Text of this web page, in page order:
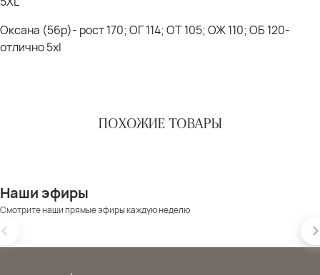
Оксана (56р)- рост 170; ОГ 114; ОТ 105; ОЖ 110; ОБ 120-
отлично 5xl
ПОХОЖИЕ ТОВАРЫ
Наши эфиры
Смотрите наши прямые эфиры каждую неделю